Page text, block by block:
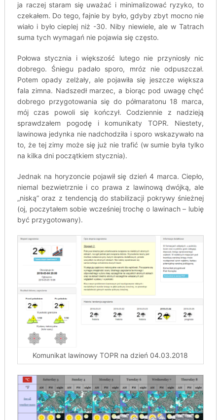
ja raczej staram się uważać i minimalizować ryzyko, to
czekałem. Do tego, fajnie by było, gdyby zbyt mocno nie
wiało i było cieplej niż -30. Niby niewiele, ale w Tatrach
suma tych wymagań nie pojawia się często.
Połowa stycznia i większość lutego nie przyniosły nic
dobrego. Śniegu padało sporo, mróz nie odpuszczał.
Potem opady zelżały, ale pojawiła się jeszcze większa
fala zimna. Nadszedł marzec, a biorąc pod uwagę chęć
dobrego przygotowania się do półmaratonu 18 marca,
mój czas powoli się kończył. Codziennie z nadzieją
sprawdzałem pogodę i komunikaty TOPR. Niestety,
lawinowa jedynka nie nadchodziła i sporo wskazywało na
to, że tej zimy może się już nie trafić (w sumie była tylko
na kilka dni początkiem stycznia).
Jednak na horyzoncie pojawił się dzień 4 marca. Ciepło,
niemal bezwietrznie i co prawa z lawinową dwójką, ale
„niską” oraz z tendencją do stabilizacji pokrywy śnieżnej
(oj, poczytałem sobie wcześniej trochę o lawinach – lubię
być przygotowany).
Komunikat lawinowy TOPR na dzień 04.03.2018